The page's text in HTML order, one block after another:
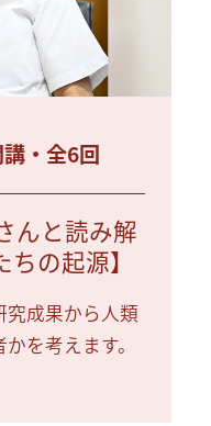
・全6回
んと読み解
の起源】
究成果から人類
を考えます。